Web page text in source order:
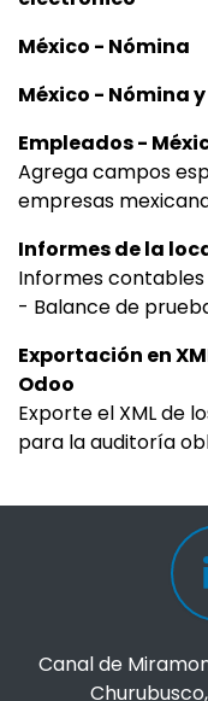
México - Nómina
México - Nómina
Empleados -
Agrega campos
empresas
Informes de la
Informes
- Balance de
Exportación en
Odoo
Exporte el XML de
para la auditoría
Canal de